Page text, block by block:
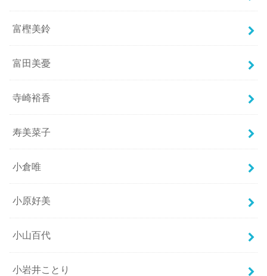
富樫美鈴
富田美憂
寺崎裕香
寿美菜子
小倉唯
小原好美
小山百代
小岩井ことり